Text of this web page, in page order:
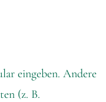
eingeben. Andere
(z. B.